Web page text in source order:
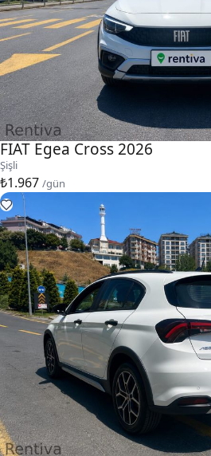
FIAT Egea Cross 2026
Şişli
₺1.967 /gün